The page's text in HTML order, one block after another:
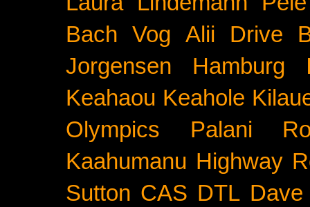
Bach Vog Alii Drive
Jorgensen
Hamburg
Keahaou Keahole
Olympics
Palani
Kaahumanu Highway
Sutton CAS DTL